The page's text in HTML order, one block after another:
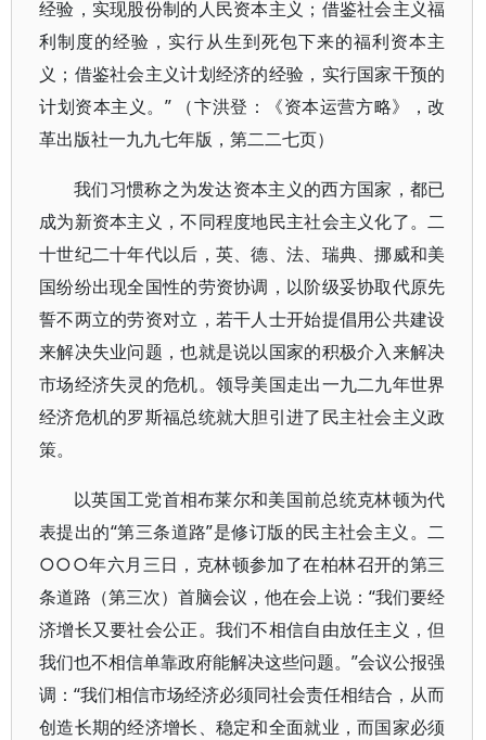
经验，实现股份制的人民资本主义；借鉴社会主义福
利制度的经验，实行从生到死包下来的福利资本主
义；借鉴社会主义计划经济的经验，实行国家干预的
计划资本主义。” （卞洪登：《资本运营方略》，改
革出版社一九九七年版，第二二七页）
我们习惯称之为发达资本主义的西方国家，都已
成为新资本主义，不同程度地民主社会主义化了。二
十世纪二十年代以后，英、德、法、瑞典、挪威和美
国纷纷出现全国性的劳资协调，以阶级妥协取代原先
誓不两立的劳资对立，若干人士开始提倡用公共建设
来解决失业问题，也就是说以国家的积极介入来解决
市场经济失灵的危机。领导美国走出一九二九年世界
经济危机的罗斯福总统就大胆引进了民主社会主义政
策。
以英国工党首相布莱尔和美国前总统克林顿为代
表提出的“第三条道路”是修订版的民主社会主义。二
○○○年六月三日，克林顿参加了在柏林召开的第三
条道路（第三次）首脑会议，他在会上说：“我们要经
济增长又要社会公正。我们不相信自由放任主义，但
我们也不相信单靠政府能解决这些问题。”会议公报强
调：“我们相信市场经济必须同社会责任相结合，从而
创造长期的经济增长、稳定和全面就业，而国家必须